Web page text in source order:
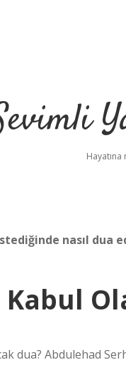
nasıl dua
dua? Abdulehad